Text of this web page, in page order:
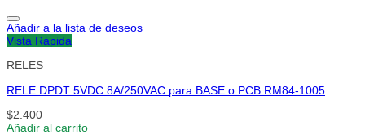
Añadir a la lista de deseos
Vista Rápida
RELES
RELE DPDT 5VDC 8A/250VAC para BASE o PCB RM84-1005
$2.400
Añadir al carrito